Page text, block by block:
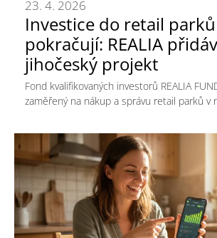
Investice do retail parků
pokračují: REALIA
jihočeský projekt
23. 4. 2026
Fond kvalifikovaných investorů REALIA
zaměřený na nákup a správu retail parků v